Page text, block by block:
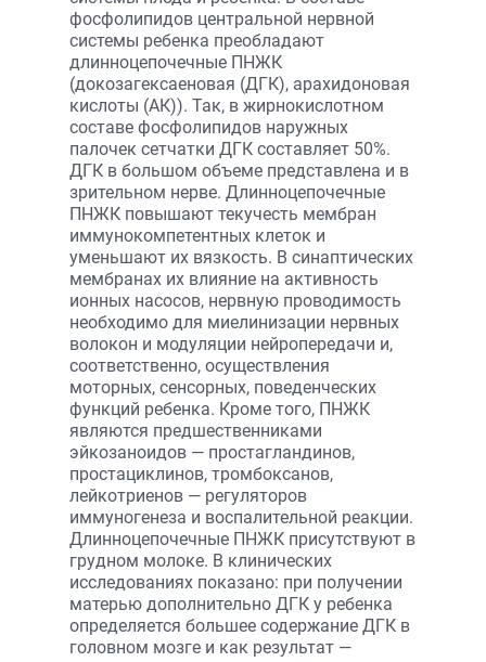
фосфолипидов центральной нервной
системы ребенка преобладают
длинноцепочечные ПНЖК
(докозагексаеновая (ДГК), арахидоновая
кислоты (АК)). Так, в жирнокислотном
составе фосфолипидов наружных
палочек сетчатки ДГК составляет 50%.
ДГК в большом объеме представлена и в
зрительном нерве. Длинноцепочечные
ПНЖК повышают текучесть мембран
иммунокомпетентных клеток и
уменьшают их вязкость. В синаптических
мембранах их влияние на активность
ионных насосов, нервную проводимость
необходимо для миелинизации нервных
волокон и модуляции нейропередачи и,
соответственно, осуществления
моторных, сенсорных, поведенческих
функций ребенка. Кроме того, ПНЖК
являются предшественниками
эйкозаноидов — простагландинов,
простациклинов, тромбоксанов,
лейкотриенов — регуляторов
иммуногенеза и воспалительной реакции.
Длинноцепочечные ПНЖК присутствуют в
грудном молоке. В клинических
исследованиях показано: при получении
матерью дополнительно ДГК у ребенка
определяется большее содержание ДГК в
головном мозге и как результат —